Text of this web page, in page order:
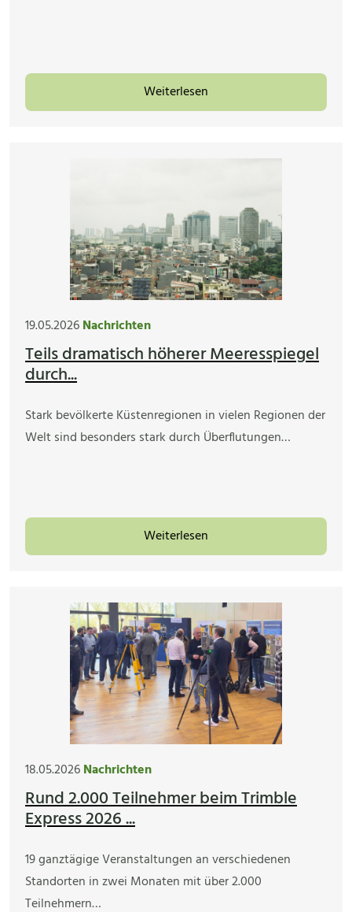
Weiterlesen
19.05.2026Nachrichten
Teils dramatisch höherer Meeresspiegel
durch...
Stark bevölkerte Küstenregionen in vielen Regionen der
Welt sind besonders stark durch Überflutungen…
Weiterlesen
18.05.2026Nachrichten
Rund 2.000 Teilnehmer beim Trimble
Express 2026 ...
19 ganztägige Veranstaltungen an verschiedenen
Standorten in zwei Monaten mit über 2.000
Teilnehmern…